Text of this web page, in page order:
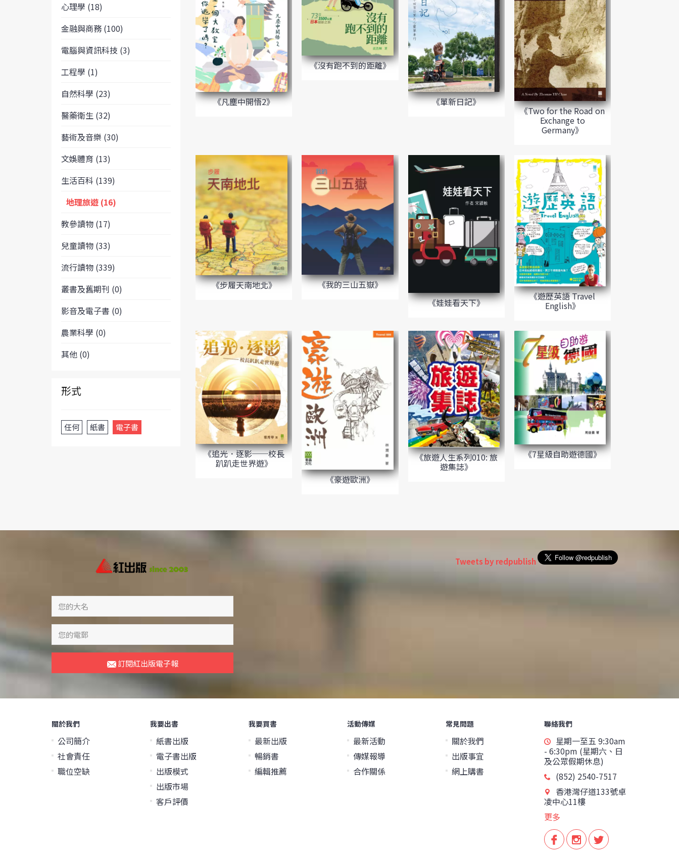
心理學 (18)
金融與商務 (100)
電腦與資訊科技 (3)
工程學 (1)
自然科學 (23)
醫藥衛生 (32)
藝術及音樂 (30)
文娛體育 (13)
生活百科 (139)
地理旅遊 (16)
教參讀物 (17)
兒童讀物 (33)
流行讀物 (339)
叢書及舊期刊 (0)
影音及電子書 (0)
農業科學 (0)
其他 (0)
形式
任何 紙書 電子書
《凡塵中開悟2》
《沒有跑不到的距離》
《單新日記》
《Two for the Road on
Exchange to
Germany》
《步履天南地北》
《我的三山五嶽》
《娃娃看天下》
《遊歷英語 Travel
English》
《追光．逐影──校長
趴趴走世界遊》
《豪遊歐洲》
《旅遊人生系列010: 旅
遊集誌》
《7星級自助遊德國》
訂閱紅出版電子報
Tweets by redpublish
關於我們
公司簡介
社會責任
職位空缺
我要出書
紙書出版
電子書出版
出版模式
出版市場
客戶評價
我要買書
最新出版
暢銷書
編輯推薦
活動傳媒
最新活動
傳媒報導
合作關係
常見問題
關於我們
出版事宜
網上購書
聯絡我們
星期一至五 9:30am
- 6:30pm (星期六、日
及公眾假期休息)
(852) 2540-7517
香港灣仔道133號卓
凌中心11樓
更多